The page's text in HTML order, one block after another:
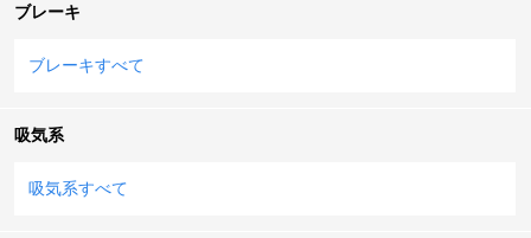
ブレーキ
ブレーキすべて
吸気系
吸気系すべて